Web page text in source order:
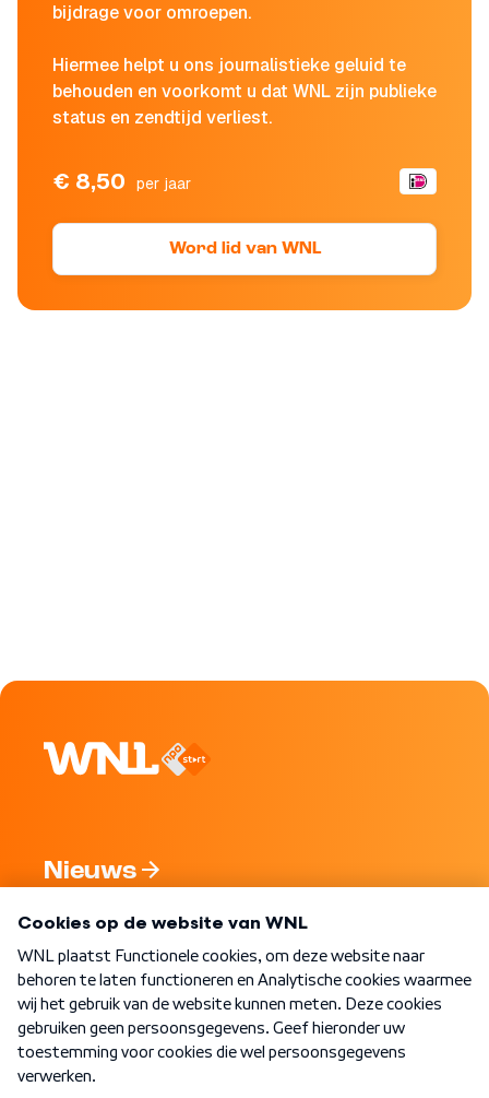
bijdrage voor omroepen.
Hiermee helpt u ons journalistieke geluid te
behouden en voorkomt u dat WNL zijn publieke
status en zendtijd verliest.
€ 8,50 per jaar
Word lid van WNL
Nieuws
Nieuwsbrief
Word Lid